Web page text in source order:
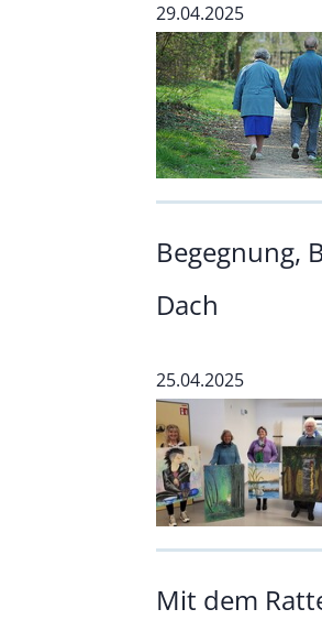
29.04.2025
Begegnung,
Dach
25.04.2025
Mit dem